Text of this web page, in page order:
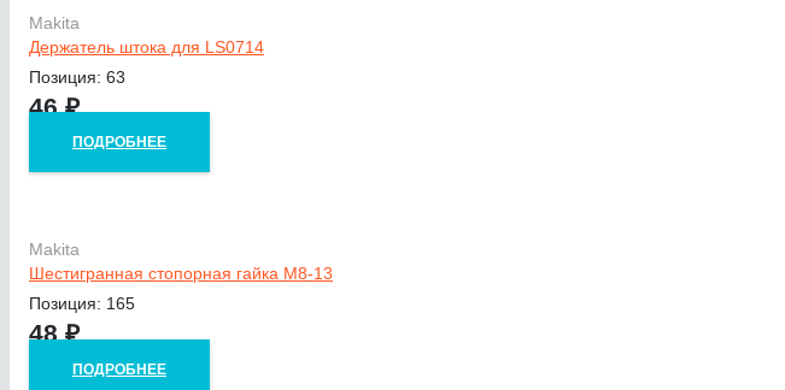
Makita
Держатель штока для LS0714
Позиция: 63
46₽
ПОДРОБНЕЕ
Makita
Шестигранная стопорная гайка М8-13
Позиция: 165
48₽
ПОДРОБНЕЕ